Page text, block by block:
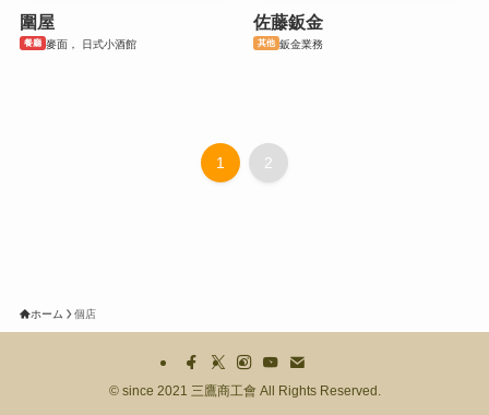
圍屋
餐廳 麥面， 日式小酒館
佐藤鈑金
其他 鈑金業務
1 2
ホーム 個店
©since 2021 三鷹商工會 All Rights Reserved.